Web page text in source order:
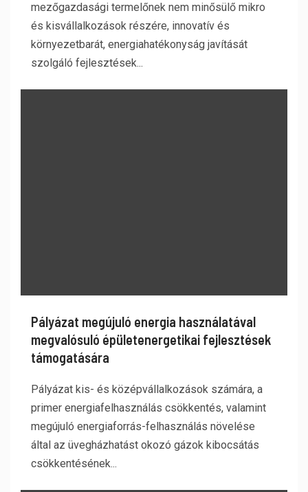
mezőgazdasági termelőnek nem minősülő mikro
és kisvállalkozások részére, innovatív és
környezetbarát, energiahatékonyság javítását
szolgáló fejlesztések...
Pályázat megújuló energia használatával
megvalósuló épületenergetikai fejlesztések
támogatására
Pályázat kis- és középvállalkozások számára, a
primer energiafelhasználás csökkentés, valamint
megújuló energiaforrás-felhasználás növelése
által az üvegházhatást okozó gázok kibocsátás
csökkentésének...